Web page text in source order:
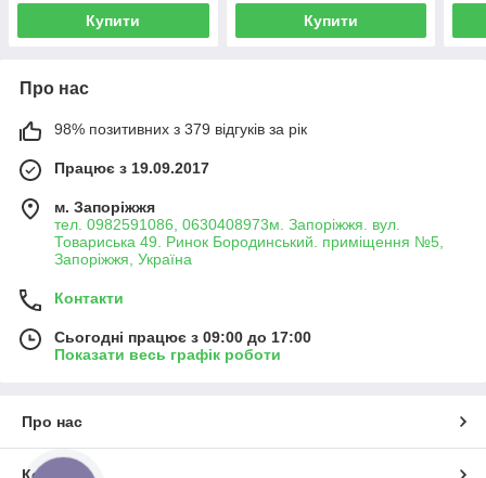
Купити Купити
Про нас
98% позитивних з 379 відгуків за рік
Працює з 19.09.2017
м. Запоріжжя
тел. 0982591086, 0630408973м. Запоріжжя. вул.
Товариська 49. Ринок Бородинський. приміщення №5,
Запоріжжя, Україна
Контакти
Сьогодні працює з 09:00 до 17:00
Показати весь графік роботи
Про нас